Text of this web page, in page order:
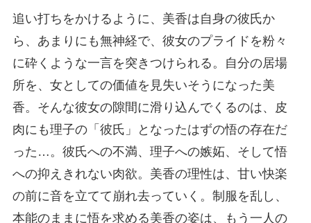
追い打ちをかけるように、美香は自身の彼氏か
ら、あまりにも無神経で、彼女のプライドを粉々
に砕くような一言を突きつけられる。自分の居場
所を、女としての価値を見失いそうになった美
香。そんな彼女の隙間に滑り込んでくるのは、皮
肉にも理子の「彼氏」となったはずの悟の存在だ
った…。彼氏への不満、理子への嫉妬、そして悟
への抑えきれない肉欲。美香の理性は、甘い快楽
の前に音を立てて崩れ去っていく。制服を乱し、
本能のままに悟を求める美香の姿は、もう一人の